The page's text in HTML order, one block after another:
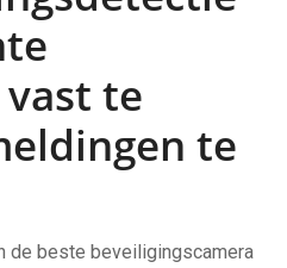
te
te
de beste beveiligingscamera